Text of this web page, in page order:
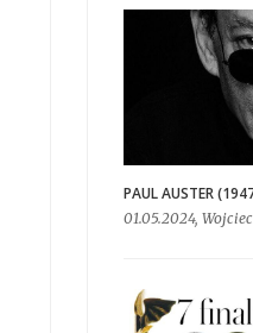
PAUL AUSTER
01.05.2024,